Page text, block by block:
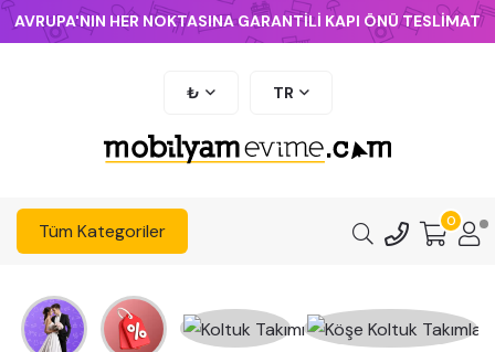
AVRUPA'NIN HER NOKTASINA GARANTİLİ KAPI ÖNÜ TESLİMAT
₺ TR
Tüm Kategoriler 0